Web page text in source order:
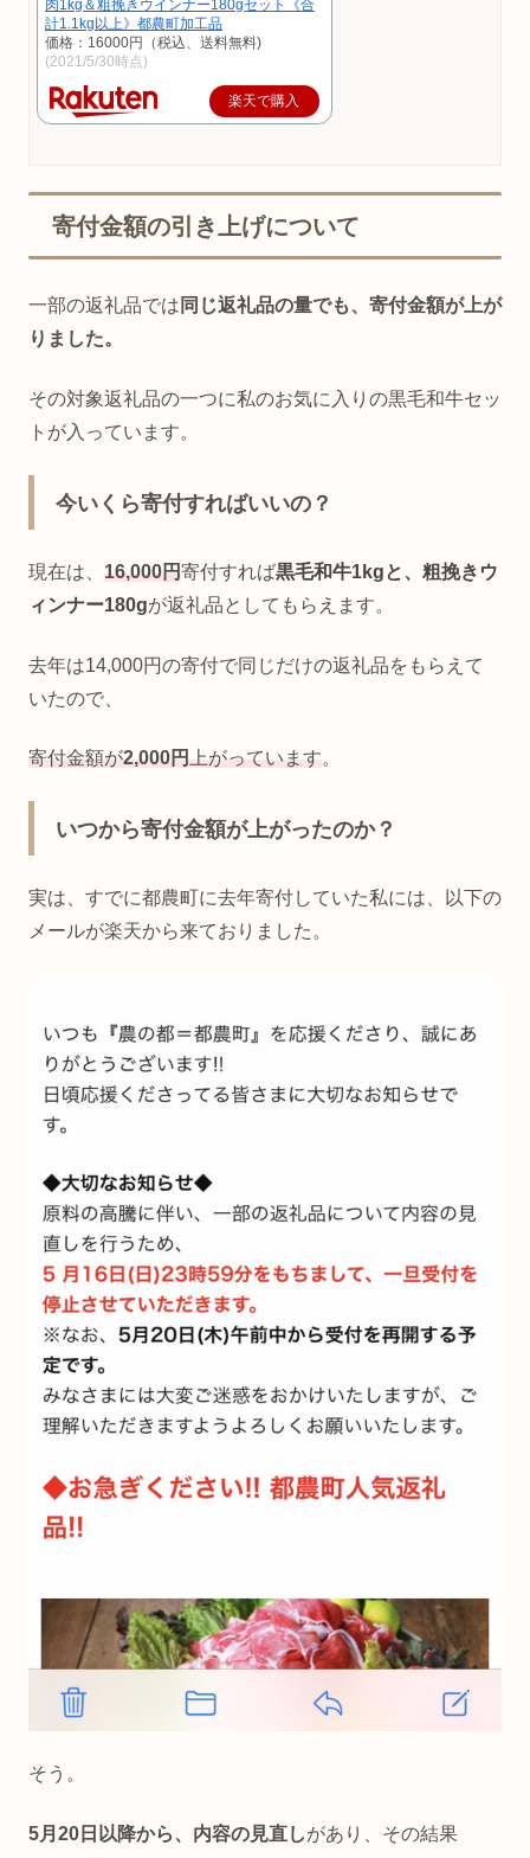
肉1kg＆粗挽きウインナー180gセット《合
計1.1kg以上》都農町加工品
価格：16000円（税込、送料無料)
(2021/5/30時点)
楽天で購入
寄付金額の引き上げについて
一部の返礼品では 同じ返礼品の量でも、寄付金額が上が
りました。
その対象返礼品の一つに私のお気に入りの黒毛和牛セッ
トが入っています。
今いくら寄付すればいいの？
現在は、 16,000円寄付すれば黒毛和牛1kgと、粗挽きウ
ィンナー180gが返礼品としてもらえます。
去年は14,000円の寄付で同じだけの返礼品をもらえて
いたので、
寄付金額が2,000円上がっています。
いつから寄付金額が上がったのか？
実は、すでに都農町に去年寄付していた私には、以下の
メールが楽天から来ておりました。
そう。
5月20日以降から、内容の見直しがあり、その結果